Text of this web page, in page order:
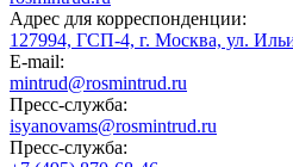
Адрес для корреспонденции:
127994, ГСП-4, г. Москва, ул.
E-mail:
mintrud@rosmintrud.ru
Пресс-служба:
isyanovams@rosmintrud.ru
Пресс-служба: